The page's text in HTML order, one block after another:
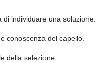
individuare una soluzione.
conoscenza del capello.
della selezione.